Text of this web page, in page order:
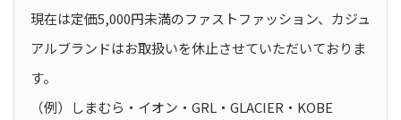
現在は定価5,000円未満のファストファッション、カジュ
アルブランドはお取扱いを休止させていただいておりま
す。
（例）しまむら・イオン・GRL・GLACIER・KOBE